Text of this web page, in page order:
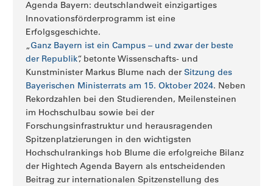
Agenda Bayern: deutschlandweit einzigartiges
Innovationsförderprogramm ist eine
Erfolgsgeschichte.
„Ganz Bayern ist ein Campus – und zwar der beste
der Republik“, betonte Wissenschafts- und
Kunstminister Markus Blume nach derSitzung des
Bayerischen Ministerrats am 15. Oktober 2024. Neben
Rekordzahlen bei den Studierenden, Meilensteinen
im Hochschulbau sowie bei der
Forschungsinfrastruktur und herausragenden
Spitzenplatzierungen in den wichtigsten
Hochschulrankings hob Blume die erfolgreiche Bilanz
der Hightech Agenda Bayern als entscheidenden
Beitrag zur internationalen Spitzenstellung des